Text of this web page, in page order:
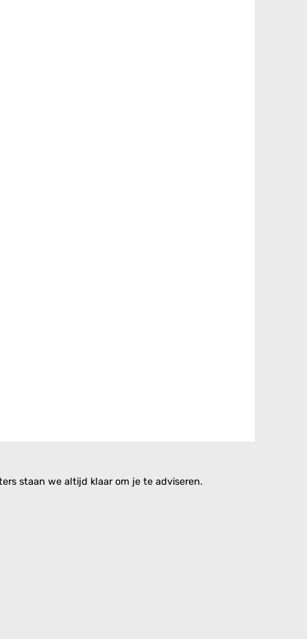
staan we altijd klaar om je te adviseren.